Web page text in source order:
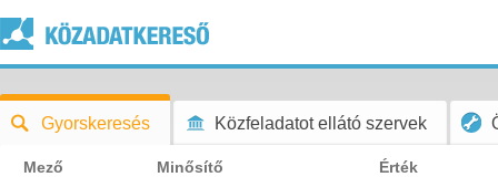
Gyorskeresés Közfeladatot ellátó szervek
Mező Minősítő Érték